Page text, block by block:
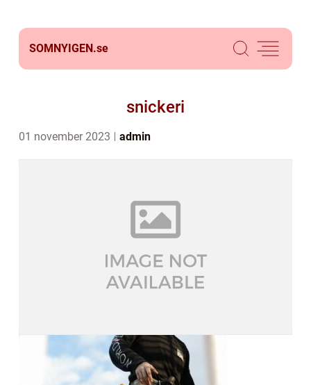
SOMNYIGEN.se
snickeri
01 november 2023 admin